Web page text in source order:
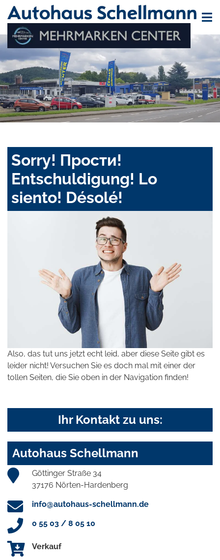
Sorry! Прости!
Entschuldigung! Lo
siento! Désolé!
Also, das tut uns jetzt echt leid, aber diese Seite gibt es
leider nicht! Versuchen Sie es doch mal mit einer der
tollen Seiten, die Sie oben in der Navigation finden!
Ihr Kontakt zu uns:
Autohaus Schellmann
Göttinger Straße 34
37176 Nörten-Hardenberg
info@autohaus-schellmann.de
0 55 03 / 8 05 10
Verkauf